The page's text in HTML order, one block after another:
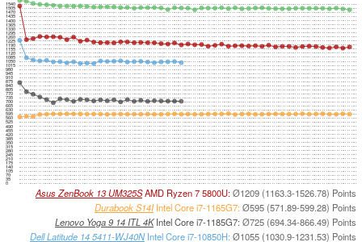
0
35
70
105
140
175
210
245
280
315
350
385
420
455
490
525
560
595
630
665
700
735
770
805
840
875
910
945
980
1015
1050
1085
1120
1155
1190
1225
1260
1295
1330
1365
1400
1435
1470
1505
1540
Asus ZenBook 13 UM325SAMD Ryzen 7 5800U:Ø1209 (1163.3-1526.78) Points
Durabook S14IIntel Core i7-1165G7:Ø595 (571.89-599.28) Points
Lenovo Yoga 9 14 ITL 4KIntel Core i7-1185G7: Ø725 (694.34-866.49) Points
Dell Latitude 14 5411-WJ40NIntel Core i7-10850H: Ø1055 (1030.9-1231.53) Points